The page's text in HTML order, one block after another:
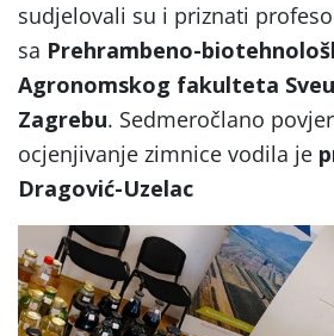
sudjelovali su i priznati
sa Prehrambeno-
Agronomskog fakulteta
Zagrebu. Sedmeročlano
ocjenjivanje zimnice vodila je
Dragović-Uzelac